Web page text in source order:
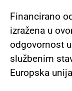
Financirano
izražena u
odgovornost
službenim
Europska